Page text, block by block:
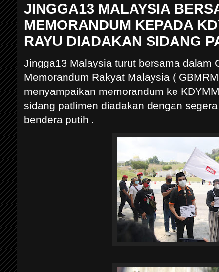
JINGGA13 MALAYSIA
MEMORANDUM KEPADA
RAYU DIADAKAN SIDANG
Jingga13 Malaysia turut bersama dalam
Memorandum Rakyat Malaysia (
menyampaikan memorandum ke
sidang patlimen diadakan dengan
bendera putih .